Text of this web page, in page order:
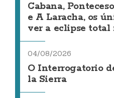
Cabana,
e A Laracha, os
ver a eclipse total
04/08/2026
O Interrogatorio
la Sierra